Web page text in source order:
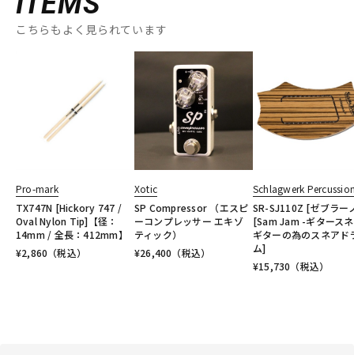
こちらもよく見られています
Pro-mark
TX747N [Hickory 747 /
Oval Nylon Tip]【径：
14mm / 全長：412mm】
¥2,860 （税込）
Xotic
SP Compressor （エスピ
ーコンプレッサー エキゾ
ティック）
¥26,400 （税込）
Schlagwerk
SR-SJ110Z [ゼブラー
[Sam Jam -ギタース
ギターの為のスネアド
ム]
¥15,730 （税込）